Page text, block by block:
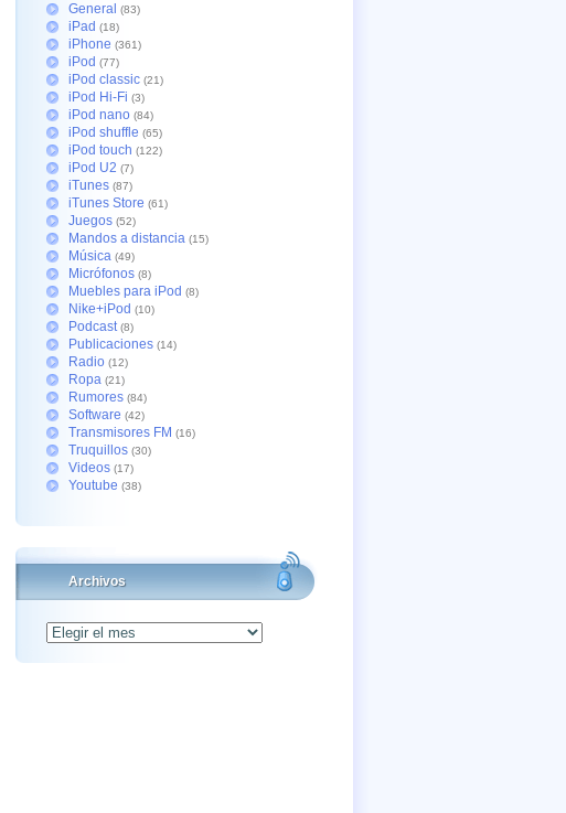
General (83)
iPad (18)
iPhone (361)
iPod (77)
iPod classic (21)
iPod Hi-Fi (3)
iPod nano (84)
iPod shuffle (65)
iPod touch (122)
iPod U2 (7)
iTunes (87)
iTunes Store (61)
Juegos (52)
Mandos a distancia (15)
Música (49)
Micrófonos (8)
Muebles para iPod (8)
Nike+iPod (10)
Podcast (8)
Publicaciones (14)
Radio (12)
Ropa (21)
Rumores (84)
Software (42)
Transmisores FM (16)
Truquillos (30)
Videos (17)
Youtube (38)
Archivos
Archivos